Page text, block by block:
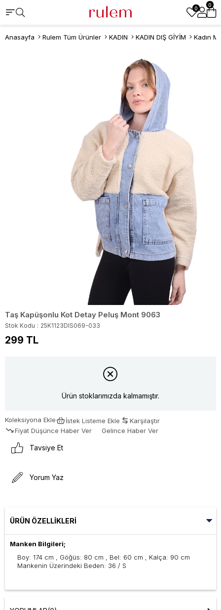
0
0
Anasayfa Rulem Tüm Ürünler KADIN KADIN DIŞ GİYİM Kadın
Taş Kapüşonlu Kot Detay Peluş Mont 9063
Stok Kodu 25K1123DIS069-033
299 TL
Ürün stoklarımızda kalmamıştır.
Koleksiyona Ekle İstek Listeme Ekle
Karşılaştır
Fiyat Düşünce Haber Ver
Gelince Haber Ver
Tavsiye Et
Yorum Yaz
ÜRÜN ÖZELLIKLERI
Manken Bilgileri;
Boy: 174 cm , Göğüs: 80 cm , Bel: 60 cm , Kalça: 90 cm
Mankenin Üzerindeki Beden: 36 / S